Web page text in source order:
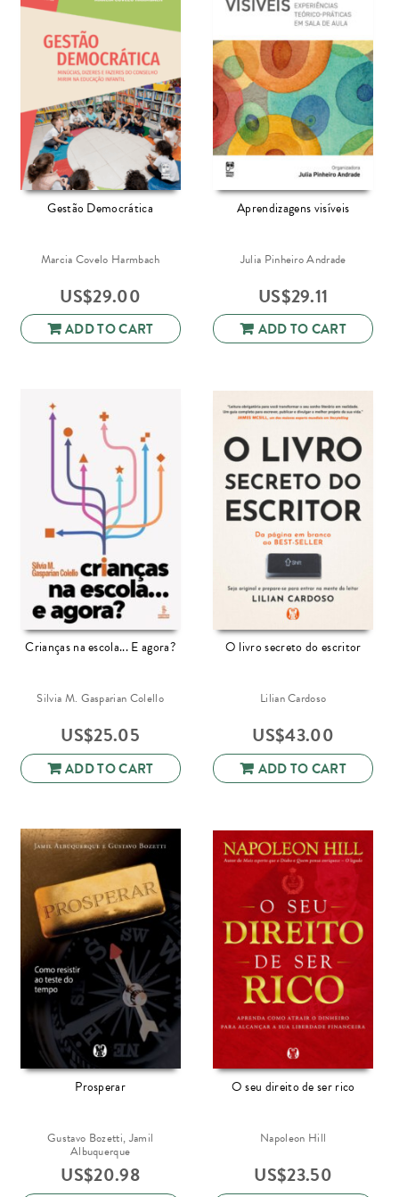
Gestão Democrática
Marcia Covelo Harmbach
US$29.00
ADD TO CART
Aprendizagens visíveis
Julia Pinheiro Andrade
US$29.11
ADD TO CART
Crianças na escola... E agora?
Silvia M. Gasparian Colello
US$25.05
ADD TO CART
O livro secreto do escritor
Lilian Cardoso
US$43.00
ADD TO CART
Prosperar
Gustavo Bozetti, Jamil
Albuquerque
US$20.98
O seu direito de ser rico
Napoleon Hill
US$23.50